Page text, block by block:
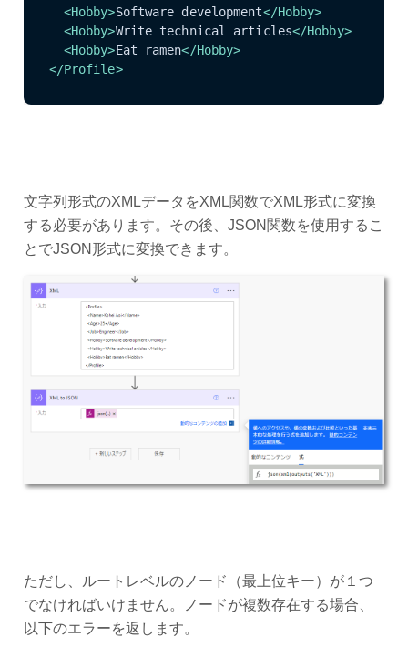
<Hobby>Software development</Hobby>
<Hobby>Write technical articles</Hobby>
<Hobby>Eat ramen</Hobby>
</Profile>
文字列形式のXMLデータをXML関数でXML形式に変換
する必要があります。その後、JSON関数を使用するこ
とでJSON形式に変換できます。
ただし、ルートレベルのノード（最上位キー）が１つ
でなければいけません。ノードが複数存在する場合、
以下のエラーを返します。